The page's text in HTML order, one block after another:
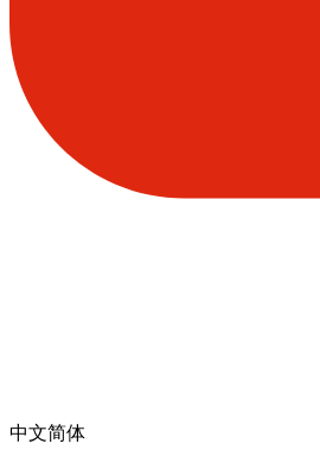
中文简体